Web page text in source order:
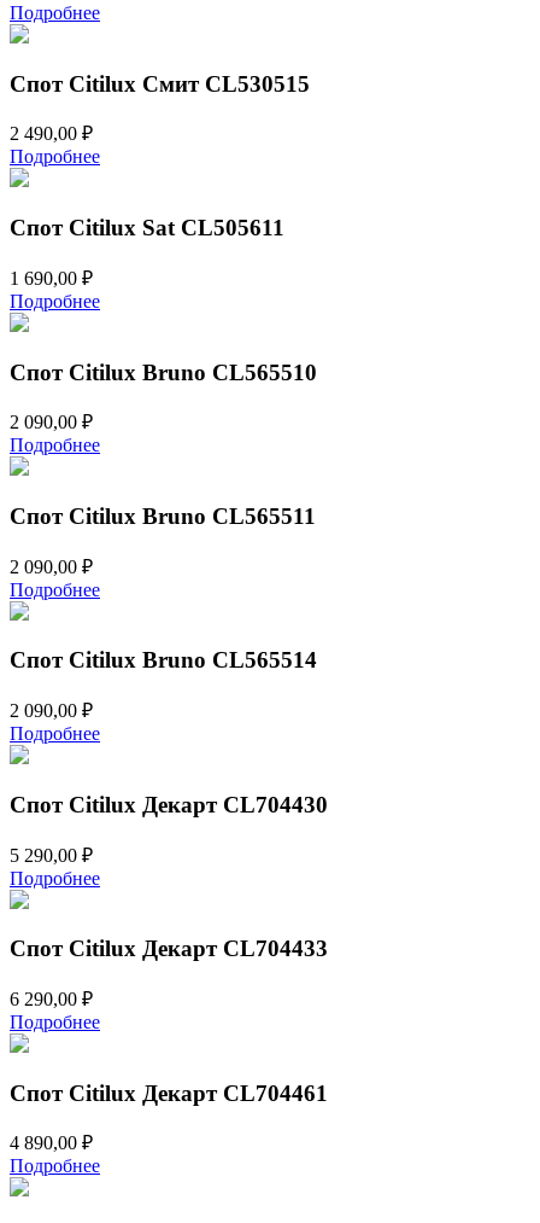
Подробнее
Спот Citilux Смит CL530515
2 490,00 ₽
Подробнее
Спот Citilux Sat CL505611
1 690,00 ₽
Подробнее
Спот Citilux Bruno CL565510
2 090,00 ₽
Подробнее
Спот Citilux Bruno CL565511
2 090,00 ₽
Подробнее
Спот Citilux Bruno CL565514
2 090,00 ₽
Подробнее
Спот Citilux Декарт CL704430
5 290,00 ₽
Подробнее
Спот Citilux Декарт CL704433
6 290,00 ₽
Подробнее
Спот Citilux Декарт CL704461
4 890,00 ₽
Подробнее